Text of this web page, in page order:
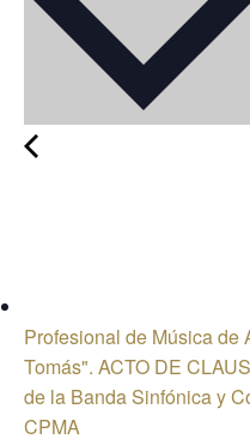
Profesional de Música de
Tomás". ACTO DE
de la Banda Sinfónica y
CPMA